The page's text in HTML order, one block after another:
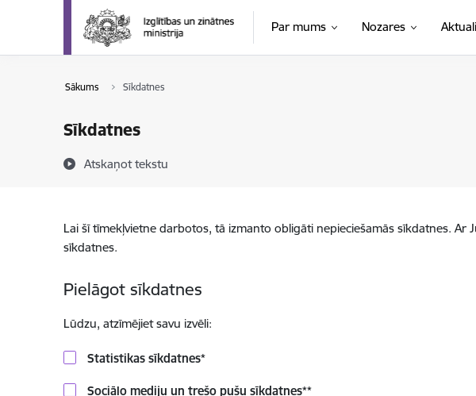
Pāriet uz lapas saturu
Par mums Nozares
Sākums Sīkdatnes
Sīkdatnes
Atskaņot tekstu
Lai šī tīmekļvietne darbotos, tā izmanto obligāti nepieciešamās sīkdatnes.
sīkdatnes.
Pielāgot sīkdatnes
Lūdzu, atzīmējiet savu izvēli:
Statistikas sīkdatnes*
Sociālo mediju un trešo pušu sīkdatnes**